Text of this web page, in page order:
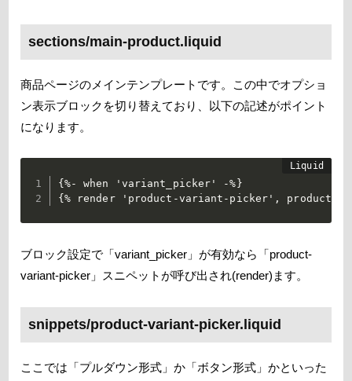
sections/main-product.liquid
商品ページのメインテンプレートです。この中でオプショ
ン表示ブロックを切り替えており、以下の記述がポイント
になります。
{%- when 'variant_picker' -%}
{% render 'product-variant-picker', product:
ブロック設定で「variant_picker」が有効なら「product-
variant-picker」スニペットが呼び出され(render)ます。
snippets/product-variant-picker.liquid
ここでは「プルダウン形式」か「ボタン形式」かといった